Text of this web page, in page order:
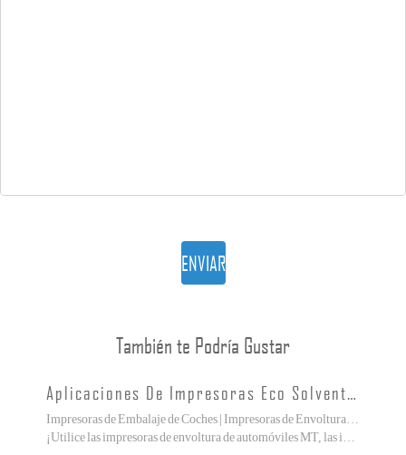
ENVIAR
También te Podría Gustar
Aplicaciones De Impresoras Eco Solventes
Impresoras de Embalaje de Coches | Impresoras de Envolturas de Vehículos
¡Utilice las impresoras de envoltura de automóviles MT, las impresoras de envolturas de vehículos, las impresoras de calcomanías para automóviles, obtenga más negocios!